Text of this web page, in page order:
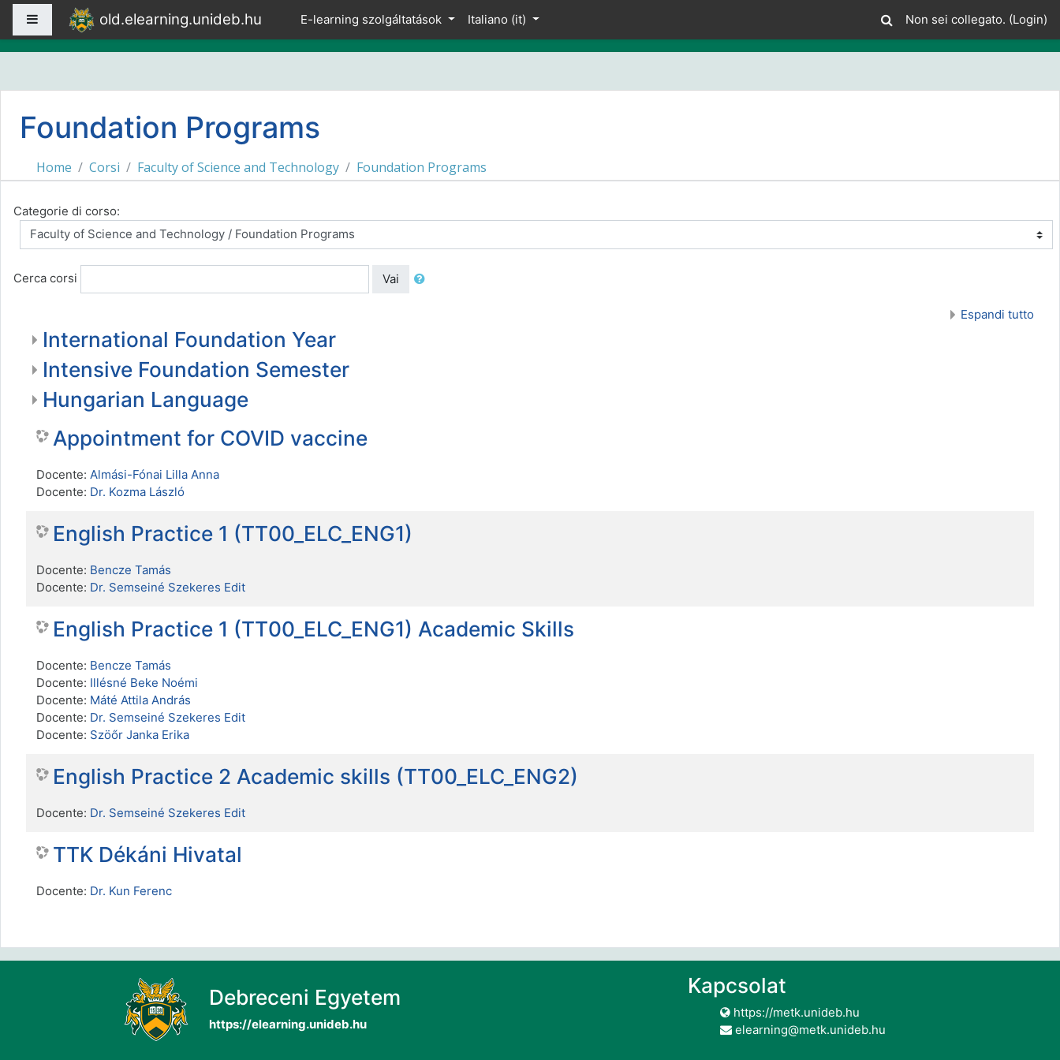
Vai al contenuto principale
Pannello lateraleold.elearning.unideb.hu E-learning szolgáltatások Italiano ‎(it)‎ Non sei collegato. (Login)
Foundation Programs
Home Corsi Faculty of Science and Technology Foundation Programs
Categorie di corso:
Cerca corsi Vai
Espandi tutto
International Foundation Year
Intensive Foundation Semester
Hungarian Language
Appointment for COVID vaccine
Docente: Almási-Fónai Lilla Anna
Docente: Dr. Kozma László
English Practice 1 (TT00_ELC_ENG1)
Docente: Bencze Tamás
Docente: Dr. Semseiné Szekeres Edit
English Practice 1 (TT00_ELC_ENG1) Academic Skills
Docente: Bencze Tamás
Docente: Illésné Beke Noémi
Docente: Máté Attila András
Docente: Dr. Semseiné Szekeres Edit
Docente: Szöőr Janka Erika
English Practice 2 Academic skills (TT00_ELC_ENG2)
Docente: Dr. Semseiné Szekeres Edit
TTK Dékáni Hivatal
Docente: Dr. Kun Ferenc
Debreceni Egyetem
https://elearning.unideb.hu
Kapcsolat
https://metk.unideb.hu
elearning@metk.unideb.hu